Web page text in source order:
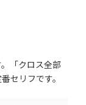
「クロス全部
セリフです。